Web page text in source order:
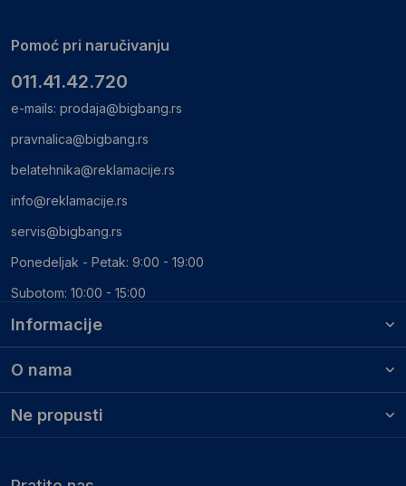
Informacije
O nama
Ne propusti
Pomoć pri naručivanju
011.41.42.720
e-mails: prodaja@bigbang.rs
pravnalica@bigbang.rs
belatehnika@reklamacije.rs
info@reklamacije.rs
servis@bigbang.rs
Ponedeljak - Petak: 9:00 - 19:00
Subotom: 10:00 - 15:00